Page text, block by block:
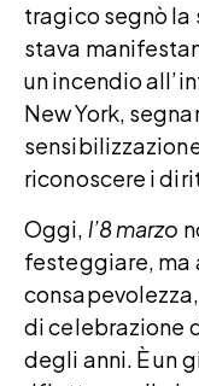
tragico segnò la
stava
un incendio
New York,
riconoscere i
Oggi, l’8 marzo
festeggiare, ma
di celebrazione
degli anni. È un